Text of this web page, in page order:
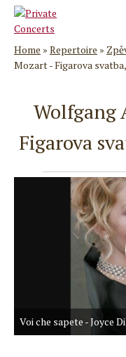
Home » Repertoire »
Mozart - Figarova
Wolfgang
Figarova
Voi che sapete - Joyce